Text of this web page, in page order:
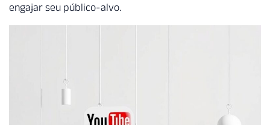
engajar seu público-alvo.